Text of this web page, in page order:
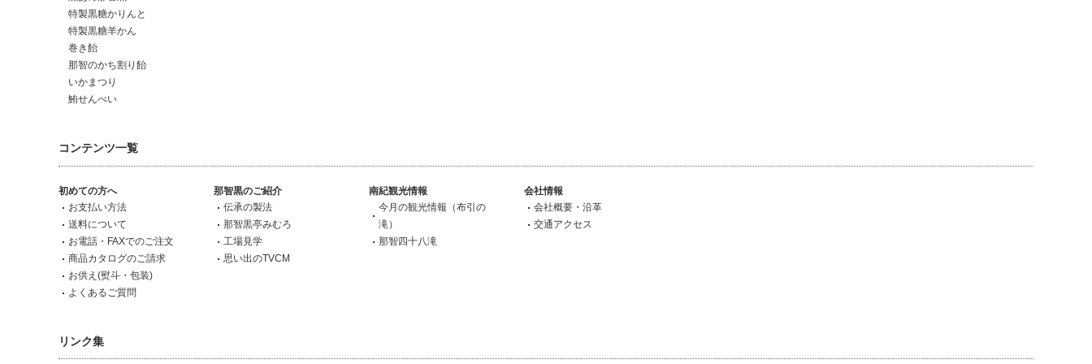
特製黒糖かりんと
特製黒糖羊かん
巻き飴
那智のかち割り飴
いかまつり
鮪せんべい
コンテンツ一覧
初めての方へ
お支払い方法
送料について
お電話・FAXでのご注文
商品カタログのご請求
お供え(熨斗・包装)
よくあるご質問
那智黒のご紹介
伝承の製法
那智黒亭みむろ
工場見学
思い出のTVCM
南紀観光情報
今月の観光情報（布引の
滝）
那智四十八滝
会社情報
会社概要・沿革
交通アクセス
リンク集